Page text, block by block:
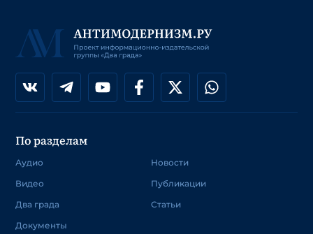
По разделам
Аудио
Видео
Два града
Документы
Новости
Публикации
Статьи